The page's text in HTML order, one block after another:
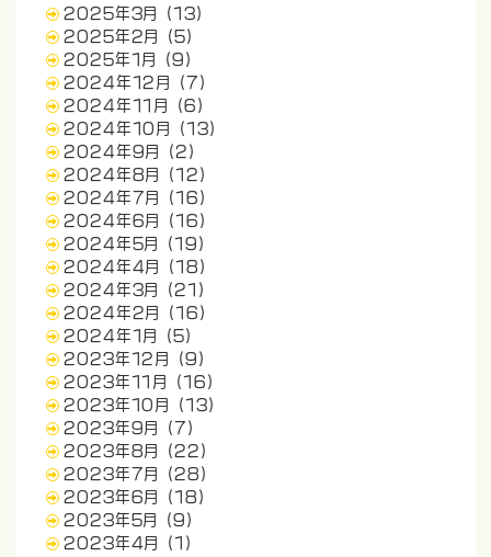
2025年3月
(13)
2025年2月
(5)
2025年1月
(9)
2024年12月
(7)
2024年11月
(6)
2024年10月
(13)
2024年9月
(2)
2024年8月
(12)
2024年7月
(16)
2024年6月
(16)
2024年5月
(19)
2024年4月
(18)
2024年3月
(21)
2024年2月
(16)
2024年1月
(5)
2023年12月
(9)
2023年11月
(16)
2023年10月
(13)
2023年9月
(7)
2023年8月
(22)
2023年7月
(28)
2023年6月
(18)
2023年5月
(9)
2023年4月
(1)